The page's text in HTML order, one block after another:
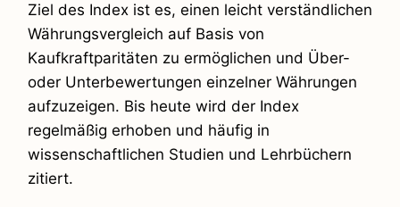
Ziel des Index ist es, einen leicht verständlichen
Währungsvergleich auf Basis von
Kaufkraftparitäten zu ermöglichen und Über-
oder Unterbewertungen einzelner Währungen
aufzuzeigen. Bis heute wird der Index
regelmäßig erhoben und häufig in
wissenschaftlichen Studien und Lehrbüchern
zitiert.